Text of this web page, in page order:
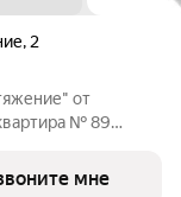
, 2
от
№ 89
мне